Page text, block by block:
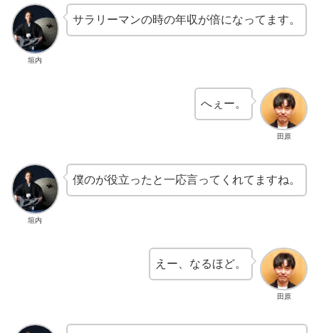
垣内
サラリーマンの時の年収が倍になってます。
田原
へぇー。
垣内
僕のが役立ったと一応言ってくれてますね。
田原
えー、なるほど。